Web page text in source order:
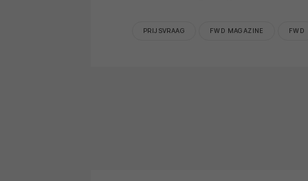
PRIJSVRAAG FWD MAGAZINE FWD